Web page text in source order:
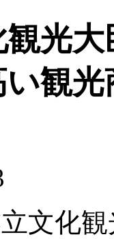
光
観
文化